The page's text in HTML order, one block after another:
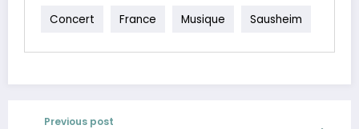
Concert France Musique Sausheim
Previous post